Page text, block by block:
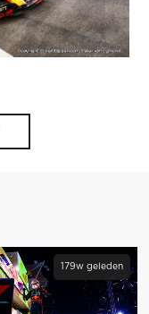
179w geleden